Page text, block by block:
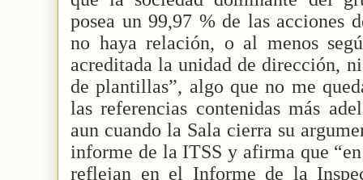
posea un 99,97 % de las acciones
no haya relación, o al menos
acreditada la unidad de dirección,
de plantillas”, algo que no me
las referencias contenidas más
aun cuando la Sala cierra su
informe de la ITSS y afirma que
reflejan en el Informe de la